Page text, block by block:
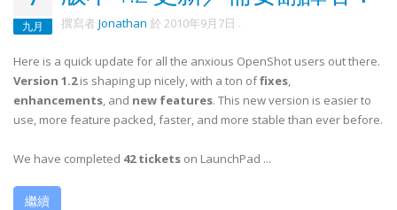
九月 撰寫者 Jonathan 於 2010年9月7日 .
Here is a quick update for all the anxious OpenShot users out there.
Version 1.2is shaping up nicely, with a ton offixes,
enhancements, and new features. This new version is easier to
use, more feature packed, faster, and more stable than ever before.
We have completed 42 tickets on LaunchPad ...
繼續